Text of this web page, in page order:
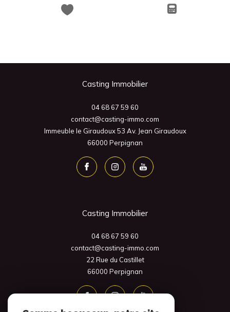
Casting Immobilier
04 68 67 59 60
contact@casting-immo.com
Immeuble le Giraudoux 53 Av. Jean Giraudoux
66000
Perpignan
Casting Immobilier
04 68 67 59 60
contact@casting-immo.com
22 Rue du Castillet
66000
Perpignan